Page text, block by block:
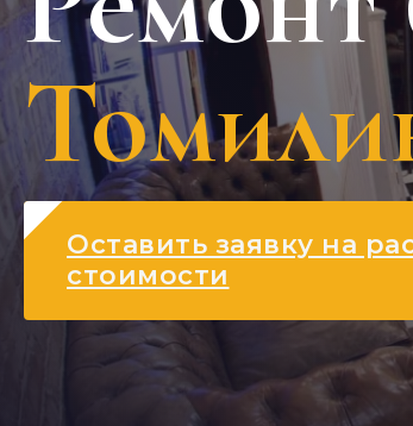
Оставить заявку на
стоимости